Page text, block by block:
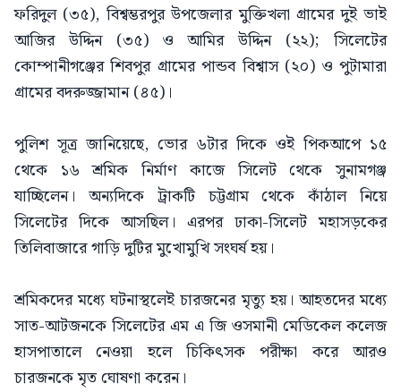
ফ‌রিদুল (৩৫), বিশ্বম্ভরপুর উপজেলার মুক্তিখলা গ্রামের দুই ভাই
আজির উদ্দিন (৩৫) ও আমির উদ্দিন (২২); সিলেটের
কোম্পানীগঞ্জের‌ শিবপুর গ্রামের পান্ডব বিশ্বাস (২০) ও পুটামারা
গ্রামের বদরুজ্জামান (৪৫)।
পুলিশ সূত্র জানিয়েছে, ভোর ৬টার দিকে ওই পিকআপে ১৫
থেকে ১৬ শ্রমিক নির্মাণ কাজে সিলেট থেকে সুনামগঞ্জ
যাচ্ছিলেন। অন্যদিকে ট্রাকটি চট্টগ্রাম থেকে কাঁঠাল নিয়ে
সিলেটের দিকে আসছিল। এরপর ঢাকা-সিলেট মহাসড়কের
তিলিবাজারে গাড়ি দুটির মুখোমুখি সংঘর্ষ হয়।
শ্রমিকদের মধ্যে ঘটনাস্থলেই চারজনের মৃত্যু হয়। আহতদের মধ্যে
সাত-আটজনকে সিলেটের এম এ জি ওসমানী মেডিকেল কলেজ
হাসপাতালে নেওয়া হলে চিকিৎসক পরীক্ষা করে আরও
চারজনকে মৃত ঘোষণা করেন।